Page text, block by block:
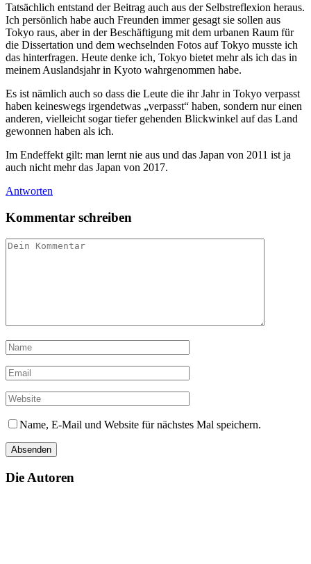
Tatsächlich entstand der Beitrag auch aus der Selbstreflexion heraus.
Ich persönlich habe auch Freunden immer gesagt sie sollen aus
Tokyo raus, aber in der Beschäftigung mit dem urbanen Raum für
die Dissertation und dem wechselnden Fotos auf Tokyo musste ich
das hinterfragen. Heute denke ich, Tokyo bietet mehr als ich das in
meinem Auslandsjahr in Kyoto wahrgenommen habe.
Es ist nämlich auch so dass die Leute die ihr Jahr in Tokyo verpasst
haben keineswegs irgendetwas „verpasst“ haben, sondern nur einen
anderen, vielleicht sogar tiefer gehenden Blickwinkel auf das Land
gewonnen haben als ich.
Im Endeffekt gilt: man lernt nie aus und das Japan von 2011 ist ja
auch nicht mehr das Japan von 2017.
Antworten
Kommentar schreiben
Name, E-Mail und Website für nächstes Mal speichern.
Die Autoren